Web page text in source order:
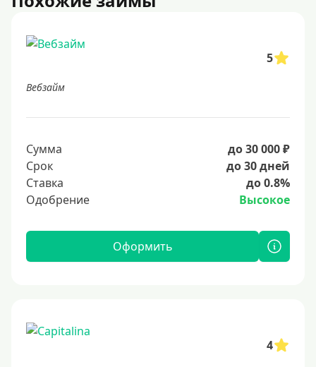
5
Вебзайм
Сумма
до 30 000 ₽
Срок
до 30 дней
Ставка
до 0.8%
Одобрение
Высокое
Оформить
4